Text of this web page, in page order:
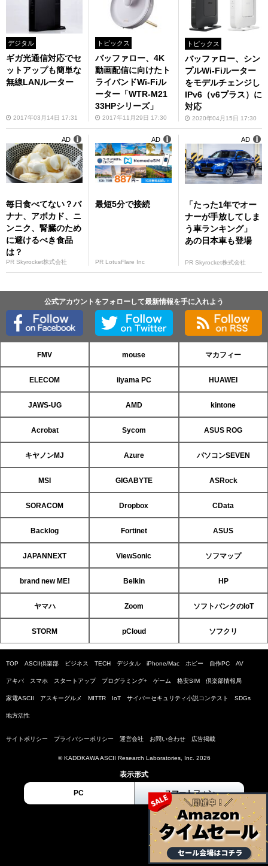
デジタル
ギガ光通信対応でセ
ットアップも簡単な
無線LANルーター
2017年03月14日 17:31
トピックス
バッファロー、4K
動画配信に向けたト
ライバンドWi-Fiル
ーター「WTR-M21
33HPシリーズ」
2017年11月29日 17:30
トピックス
バッファロー、シン
プルWi-Fiルーター
をモデルチェンジし
IPv6（v6プラス）に
対応
2020年04月15日 17:30
毎日食べてない？バ
ナナ、アボカド、ニ
ンニク、腎臓のため
に避けるべき食品
は？
PR Skyrocket株式会社
AD
最短5分で接続
PR LotusFlare Inc
AD
「たった1年でオー
ナーが手放してしま
う車ランキング」
あの日本車も登場
PR Skyrocket株式会社
AD
公式アカウントをフォローして最新情報を手に入れよう
FMV mouse マカフィー
ELECOM iiyama PC HUAWEI
JAWS-UG AMD kintone
Acrobat Sycom ASUS ROG
キヤノンMJ Azure パソコンSEVEN
MSI GIGABYTE ASRock
SORACOM Dropbox CData
Backlog Fortinet ASUS
JAPANNEXT ViewSonic ソフマップ
brand new ME! Belkin HP
ヤマハ Zoom ソフトバンクのIoT
STORM pCloud ソフクリ
TOP ASCII倶楽部 ビジネス TECH デジタル iPhone/Mac ホビー 自作PC AV
アキバ スマホ スタートアップ プログラミング+ ゲーム 格安SIM 倶楽部情報局
家電ASCII アスキーグルメ MITTR IoT サイバーセキュリティ小説コンテスト SDGs
地方活性
サイトポリシー プライバシーポリシー 運営会社 お問い合わせ 広告掲載
© KADOKAWA ASCII Research Laboratories, Inc. 2026
表示形式
PC スマートフォン